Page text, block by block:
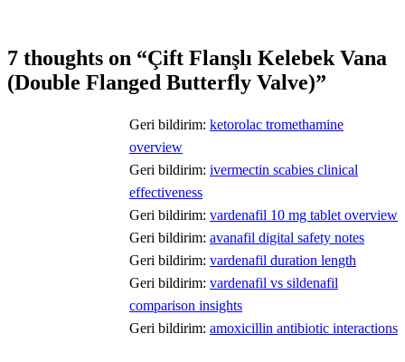
7 thoughts on “Çift Flanşlı Kelebek Vana
(Double Flanged Butterfly Valve)”
Geri bildirim: ketorolac tromethamine
overview
Geri bildirim: ivermectin scabies clinical
effectiveness
Geri bildirim: vardenafil 10 mg tablet overview
Geri bildirim: avanafil digital safety notes
Geri bildirim: vardenafil duration length
Geri bildirim: vardenafil vs sildenafil
comparison insights
Geri bildirim: amoxicillin antibiotic interactions